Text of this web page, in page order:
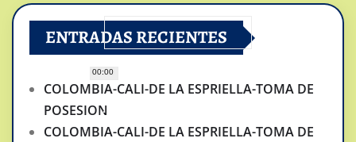
00:00
ENTRADAS RECIENTES
COLOMBIA-CALI-DE LA ESPRIELLA-TOMA DE
POSESION
COLOMBIA-CALI-DE LA ESPRIELLA-TOMA DE